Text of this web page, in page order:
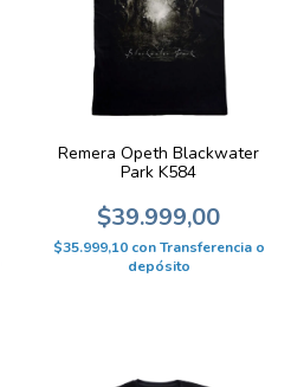
Remera Opeth Blackwater
Park K584
$39.999,00
$35.999,10 con Transferencia o
depósito